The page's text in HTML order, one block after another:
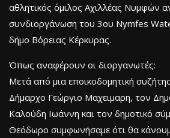
αθλητικός όμιλος Αχιλλέας Νυμφών
συνδιοργάνωση του 3ου Nymfes
δήμο Βόρειας Κέρκυρας.
Όπως αναφέρουν οι διοργανωτές:
Μετά από μια εποικοδομητική
Δήμαρχο Γεώργιο Μαχειμαρη, τον
Καλούδη Ιωάννη και τον δημοτικό
Θεόδωρο συμφωνήσαμε ότι θα